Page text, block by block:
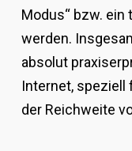
Modus“ bzw.
werden.
absolut
Internet, speziell
der Reichweite